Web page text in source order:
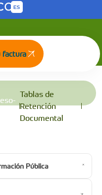
factura
Tablas de
Retención
Documental
Pública